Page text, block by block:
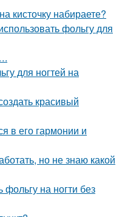
кисточку набираете?
фольгу для
для ногтей на
красивый
в его гармонии и
но не знаю какой
фольгу на ногти без